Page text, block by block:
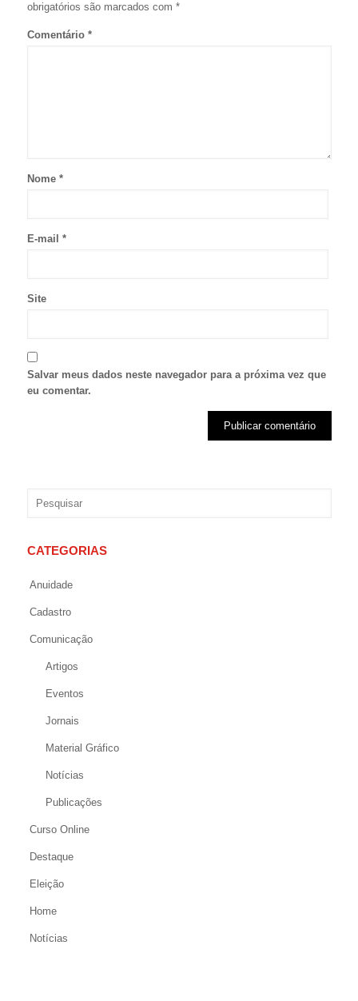
obrigatórios são marcados com *
Comentário *
Nome *
E-mail *
Site
Salvar meus dados neste navegador para a próxima vez que
eu comentar.
CATEGORIAS
Anuidade
Cadastro
Comunicação
Artigos
Eventos
Jornais
Material Gráfico
Notícias
Publicações
Curso Online
Destaque
Eleição
Home
Notícias